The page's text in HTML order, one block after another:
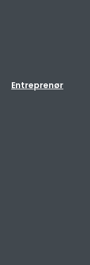
Entreprenør